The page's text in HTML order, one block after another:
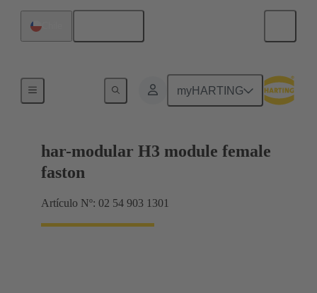
myHARTING
har-modular H3 module female
faston
Artículo Nº: 02 54 903 1301